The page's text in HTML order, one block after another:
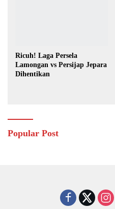
Ricuh! Laga Persela
Lamongan vs Persijap Jepara
Dihentikan
Popular Post